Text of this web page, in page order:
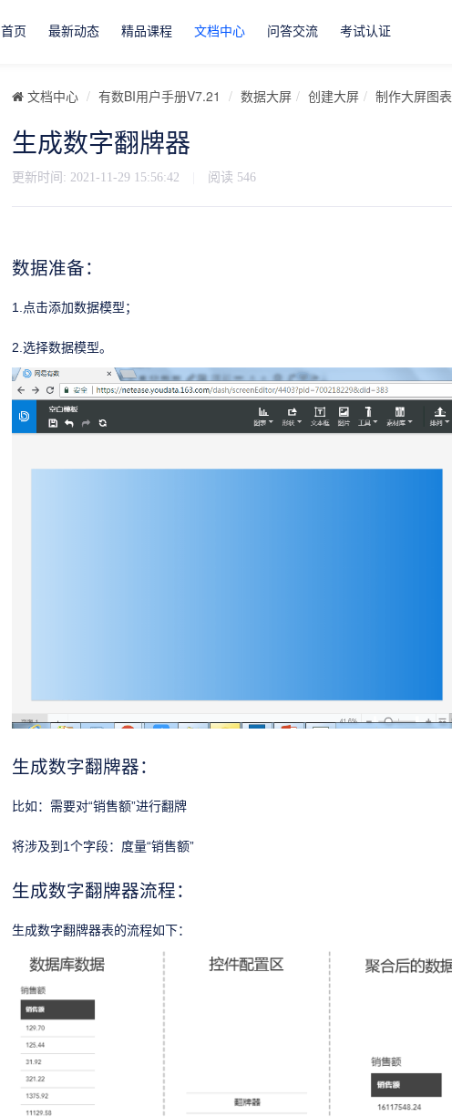
首页 最新动态 精品课程 文档中心 问答交流 考试认证
文档中心 有数BI用户手册V7.21 数据大屏 创建大屏 制作大屏图表
生成数字翻牌器
更新时间: 2021-11-29 15:56:42 阅读 546
数据准备：
1.点击添加数据模型；
2.选择数据模型。
生成数字翻牌器：
比如：需要对“销售额”进行翻牌
将涉及到1个字段：度量“销售额”
生成数字翻牌器流程：
生成数字翻牌器表的流程如下：